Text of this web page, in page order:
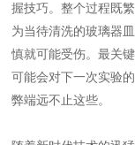
握技巧。整个过程既
为当待清洗的玻璃器
慎就可能受伤。最关
可能会对下一次实验
弊端远不止这些。